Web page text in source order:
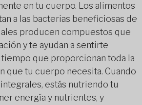
en tu cuerpo. Los alimentos
a las bacterias beneficiosas de
producen compuestos que
y te ayudan a sentirte
tiempo que proporcionan toda la
que tu cuerpo necesita. Cuando
estás nutriendo tu
energía y nutrientes, y